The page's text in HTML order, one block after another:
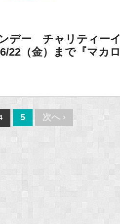
ンデー チャリティーイ
22（金）まで『マカロ
5 次へ ›